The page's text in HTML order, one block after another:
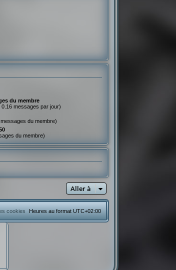
du membre
messages par jour)
du membre)
du membre)
Aller à
Heures au format UTC+02:00
cookies